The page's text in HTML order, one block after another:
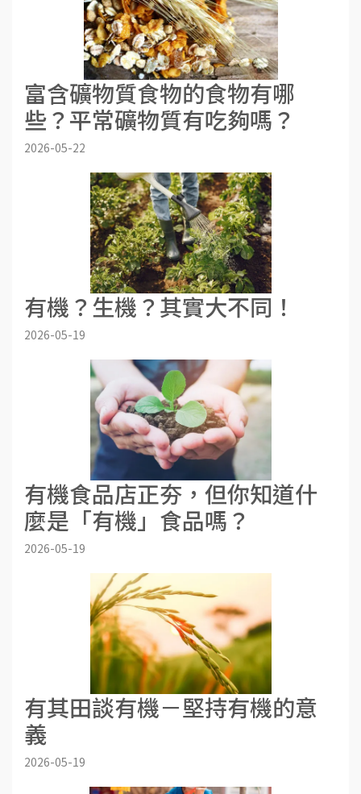
富含礦物質食物的食物有哪
些？平常礦物質有吃夠嗎？
2026-05-22
有機？生機？其實大不同！
2026-05-19
有機食品店正夯，但你知道什
麼是「有機」食品嗎？
2026-05-19
有其田談有機－堅持有機的意
義
2026-05-19